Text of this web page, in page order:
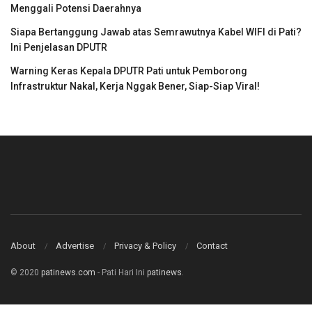
Menggali Potensi Daerahnya
Siapa Bertanggung Jawab atas Semrawutnya Kabel WIFI di Pati?
Ini Penjelasan DPUTR
Warning Keras Kepala DPUTR Pati untuk Pemborong
Infrastruktur Nakal, Kerja Nggak Bener, Siap-Siap Viral!
About Advertise Privacy & Policy Contact
© 2020 patinews.com - Pati Hari Ini patinews.